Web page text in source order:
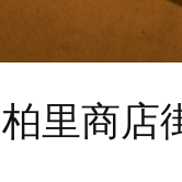
里商店